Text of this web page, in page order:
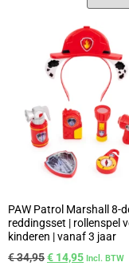
PAW Patrol Marshall 8-
reddingsset | rollenspel
kinderen | vanaf 3 jaar
€34,95€ 14,95 Incl. BTW